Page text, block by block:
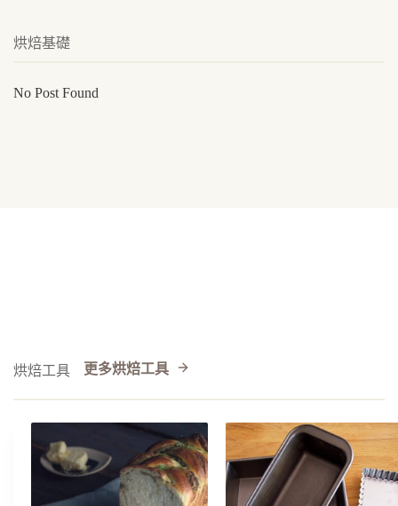
烘焙基礎
No Post Found
烘焙工具 更多烘焙工具